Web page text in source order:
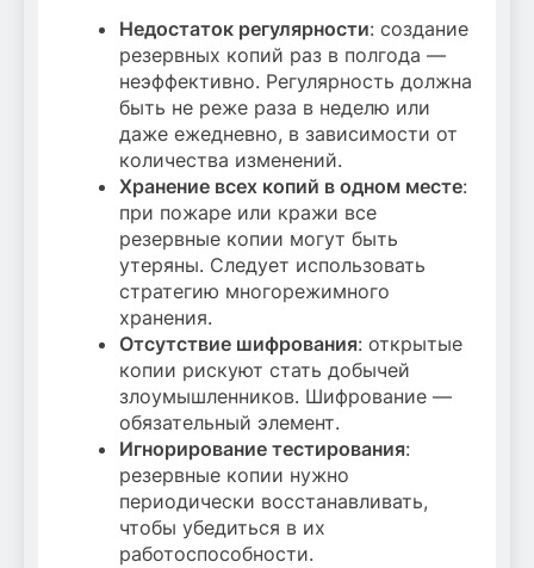
Недостаток регулярности: создание
резервных копий раз в полгода —
неэффективно. Регулярность должна
быть не реже раза в неделю или
даже ежедневно, в зависимости от
количества изменений.
Хранение всех копий в одном месте:
при пожаре или кражи все
резервные копии могут быть
утеряны. Следует использовать
стратегию многорежимного
хранения.
Отсутствие шифрования: открытые
копии рискуют стать добычей
злоумышленников. Шифрование —
обязательный элемент.
Игнорирование тестирования:
резервные копии нужно
периодически восстанавливать,
чтобы убедиться в их
работоспособности.